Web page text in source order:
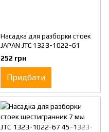
Насадка для разборки стоек
JAPAN JTC 1323-1022-61
252 грн
Придбати